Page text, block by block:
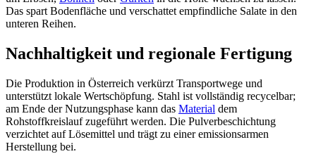
Das spart Bodenfläche und verschattet empfindliche Salate in den
unteren Reihen.
Nachhaltigkeit und regionale Fertigung
Die Produktion in Österreich verkürzt Transportwege und
unterstützt lokale Wertschöpfung. Stahl ist vollständig recycelbar;
am Ende der Nutzungsphase kann das Material dem
Rohstoffkreislauf zugeführt werden. Die Pulverbeschichtung
verzichtet auf Lösemittel und trägt zu einer emissionsarmen
Herstellung bei.